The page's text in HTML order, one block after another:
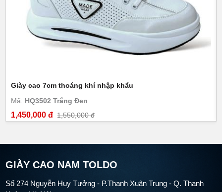
Giày cao 7cm thoáng khí nhập khẩu
Mã: HQ3502 Trắng Đen
1,450,000 đ 1,550,000 đ
GIÀY CAO NAM TOLDO
Số 274 Nguyễn Huy Tưởng - P.Thanh Xuân Trung - Q. Thanh